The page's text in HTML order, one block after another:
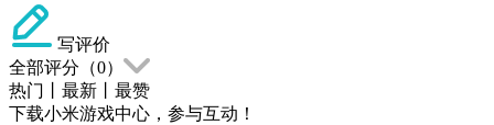
写评价
全部评分（0）
热门
最新
最赞
下载小米游戏中心，参与互动！